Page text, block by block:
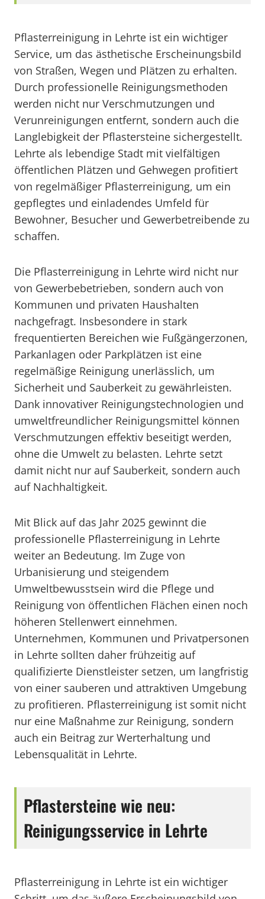
Pflasterreinigung in Lehrte ist ein wichtiger
Service, um das ästhetische Erscheinungsbild
von Straßen, Wegen und Plätzen zu erhalten.
Durch professionelle Reinigungsmethoden
werden nicht nur Verschmutzungen und
Verunreinigungen entfernt, sondern auch die
Langlebigkeit der Pflastersteine sichergestellt.
Lehrte als lebendige Stadt mit vielfältigen
öffentlichen Plätzen und Gehwegen profitiert
von regelmäßiger Pflasterreinigung, um ein
gepflegtes und einladendes Umfeld für
Bewohner, Besucher und Gewerbetreibende zu
schaffen.
Die Pflasterreinigung in Lehrte wird nicht nur
von Gewerbebetrieben, sondern auch von
Kommunen und privaten Haushalten
nachgefragt. Insbesondere in stark
frequentierten Bereichen wie Fußgängerzonen,
Parkanlagen oder Parkplätzen ist eine
regelmäßige Reinigung unerlässlich, um
Sicherheit und Sauberkeit zu gewährleisten.
Dank innovativer Reinigungstechnologien und
umweltfreundlicher Reinigungsmittel können
Verschmutzungen effektiv beseitigt werden,
ohne die Umwelt zu belasten. Lehrte setzt
damit nicht nur auf Sauberkeit, sondern auch
auf Nachhaltigkeit.
Mit Blick auf das Jahr 2025 gewinnt die
professionelle Pflasterreinigung in Lehrte
weiter an Bedeutung. Im Zuge von
Urbanisierung und steigendem
Umweltbewusstsein wird die Pflege und
Reinigung von öffentlichen Flächen einen noch
höheren Stellenwert einnehmen.
Unternehmen, Kommunen und Privatpersonen
in Lehrte sollten daher frühzeitig auf
qualifizierte Dienstleister setzen, um langfristig
von einer sauberen und attraktiven Umgebung
zu profitieren. Pflasterreinigung ist somit nicht
nur eine Maßnahme zur Reinigung, sondern
auch ein Beitrag zur Werterhaltung und
Lebensqualität in Lehrte.
Pflastersteine wie neu:
Reinigungsservice in Lehrte
Pflasterreinigung in Lehrte ist ein wichtiger